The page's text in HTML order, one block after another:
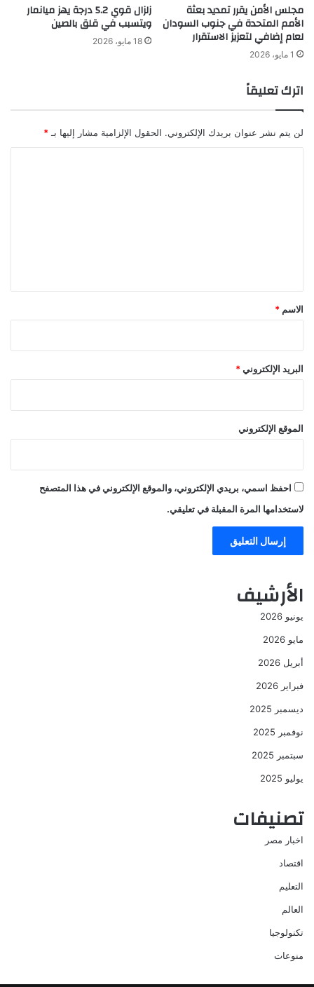
مجلس الأمن يقرر تمديد بعثة
الأمم المتحدة في جنوب السودان
لعام إضافي لتعزيز الاستقرار
1 مايو، 2026
زلزال قوي 5.2 درجة يهز ميانمار
ويتسبب في قلق بالصين
18 مايو، 2026
اترك تعليقاً
لن يتم نشر عنوان بريدك الإلكتروني. الحقول الإلزامية مشار إليها بـ *
*
الاسم *
البريد الإلكتروني *
الموقع الإلكتروني
احفظ اسمي، بريدي الإلكتروني، والموقع الإلكتروني في هذا المتصفح
لاستخدامها المرة المقبلة في تعليقي.
الأرشيف
يونيو 2026
مايو 2026
أبريل 2026
فبراير 2026
ديسمبر 2025
نوفمبر 2025
سبتمبر 2025
يوليو 2025
تصنيفات
اخبار مصر
اقتصاد
التعليم
العالم
تكنولوجيا
منوعات